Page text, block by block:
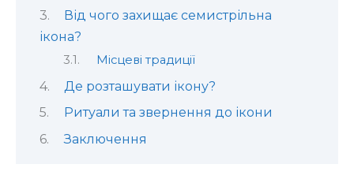
Від чого захищає семистрільна
ікона?
Місцеві традиції
Де розташувати ікону?
Ритуали та звернення до ікони
Заключення